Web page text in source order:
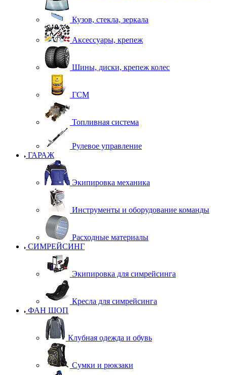
Кузов, стекла, зеркала
Аксессуары, крепеж
Шины, диски, крепеж колес
ГСМ
Топливная система
Рулевое управление
ГАРАЖ
Экипировка механика
Инструменты и оборудование команды
Расходные материалы
СИМРЕЙСИНГ
Экипировка для симрейсинга
Кресла для симрейсинга
ФАН ШОП
Клубная одежда и обувь
Сумки и рюкзаки